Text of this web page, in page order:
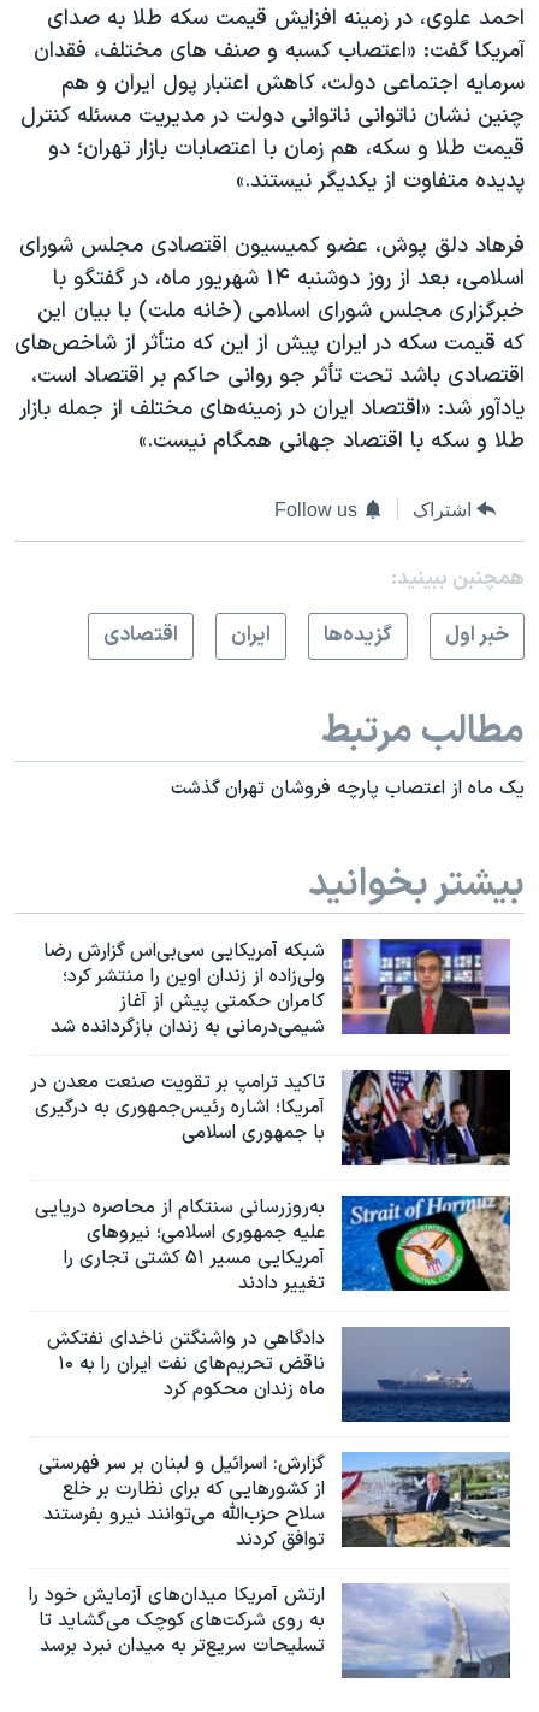
احمد علوی، در زمینه افزایش قیمت سکه طلا به صدای
آمریکا گفت: «اعتصاب کسبه و صنف های مختلف، فقدان
سرمایه اجتماعی دولت، کاهش اعتبار پول ایران و هم
چنین نشان ناتوانی ناتوانی دولت در مدیریت مسئله کنترل
قیمت طلا و سکه، هم زمان با اعتصابات بازار تهران؛ دو
پدیده متفاوت از یکدیگر نیستند.»
فرهاد دلق پوش، عضو کمیسیون اقتصادی مجلس شورای
اسلامی، بعد از روز دوشنبه ۱۴ شهریور ماه، در گفتگو با
خبرگزاری مجلس شورای اسلامی (خانه ملت) با بیان این
که قیمت سکه در ایران پیش از این که متأثر از شاخص‌های
اقتصادی باشد تحت تأثر جو روانی حاکم بر اقتصاد است،
یادآور شد: «اقتصاد ایران در زمینه‌های مختلف از جمله بازار
طلا و سکه با اقتصاد جهانی همگام نیست.»
اشتراک Follow us
همچنبن ببینید:
خبر اول
گزيده‌ها ايران اقتصادی
مطالب مرتبط
يک ماه از اعتصاب پارچه فروشان تهران گذشت
بیشتر بخوانید
شبکه آمریکایی سی‌بی‌‌اس گزارش رضا
ولی‌زاده از زندان اوین را منتشر کرد؛
کامران حکمتی پیش از آغاز
شیمی‌درمانی به زندان بازگردانده شد
تاکید ترامپ بر تقویت صنعت معدن در
آمریکا؛ اشاره رئیس‌جمهوری به درگیری
با جمهوری اسلامی
به‌روزرسانی سنتکام از محاصره دریایی
علیه جمهوری اسلامی؛ نیروهای
آمریکایی مسیر ۵۱ کشتی تجاری را
تغییر دادند
دادگاهی در واشنگتن ناخدای نفتکش
ناقض تحریم‌های نفت ایران را به ۱۰
ماه زندان محکوم کرد
گزارش‌: اسرائيل و لبنان بر سر فهرستی
از کشورهایی که برای نظارت بر خلع
سلاح حزب‌الله می‌توانند نیرو بفرستند
توافق کردند
ارتش آمریکا میدان‌های آزمایش خود را
به روی شرکت‌های کوچک می‌گشاید تا
تسلیحات سریع‌تر به میدان نبرد برسد